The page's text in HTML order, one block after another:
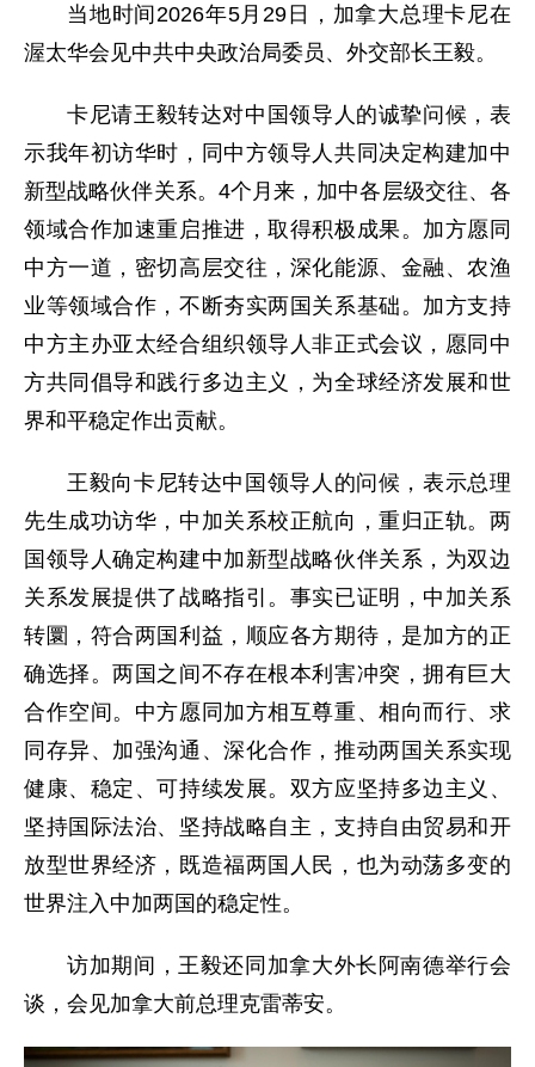
当地时间2026年5月29日，加拿大总理卡尼在
渥太华会见中共中央政治局委员、外交部长王毅。
卡尼请王毅转达对中国领导人的诚挚问候，表
示我年初访华时，同中方领导人共同决定构建加中
新型战略伙伴关系。4个月来，加中各层级交往、各
领域合作加速重启推进，取得积极成果。加方愿同
中方一道，密切高层交往，深化能源、金融、农渔
业等领域合作，不断夯实两国关系基础。加方支持
中方主办亚太经合组织领导人非正式会议，愿同中
方共同倡导和践行多边主义，为全球经济发展和世
界和平稳定作出贡献。
王毅向卡尼转达中国领导人的问候，表示总理
先生成功访华，中加关系校正航向，重归正轨。两
国领导人确定构建中加新型战略伙伴关系，为双边
关系发展提供了战略指引。事实已证明，中加关系
转圜，符合两国利益，顺应各方期待，是加方的正
确选择。两国之间不存在根本利害冲突，拥有巨大
合作空间。中方愿同加方相互尊重、相向而行、求
同存异、加强沟通、深化合作，推动两国关系实现
健康、稳定、可持续发展。双方应坚持多边主义、
坚持国际法治、坚持战略自主，支持自由贸易和开
放型世界经济，既造福两国人民，也为动荡多变的
世界注入中加两国的稳定性。
访加期间，王毅还同加拿大外长阿南德举行会
谈，会见加拿大前总理克雷蒂安。